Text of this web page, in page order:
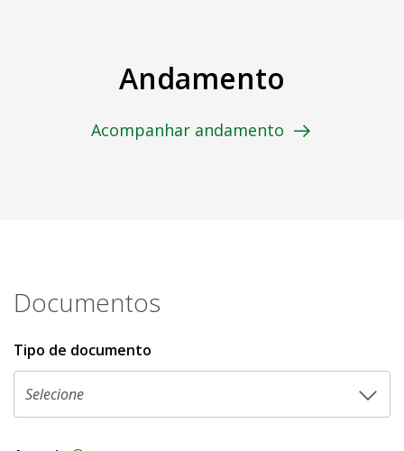
Andamento
Acompanhar andamento
Documentos
Tipo de documento